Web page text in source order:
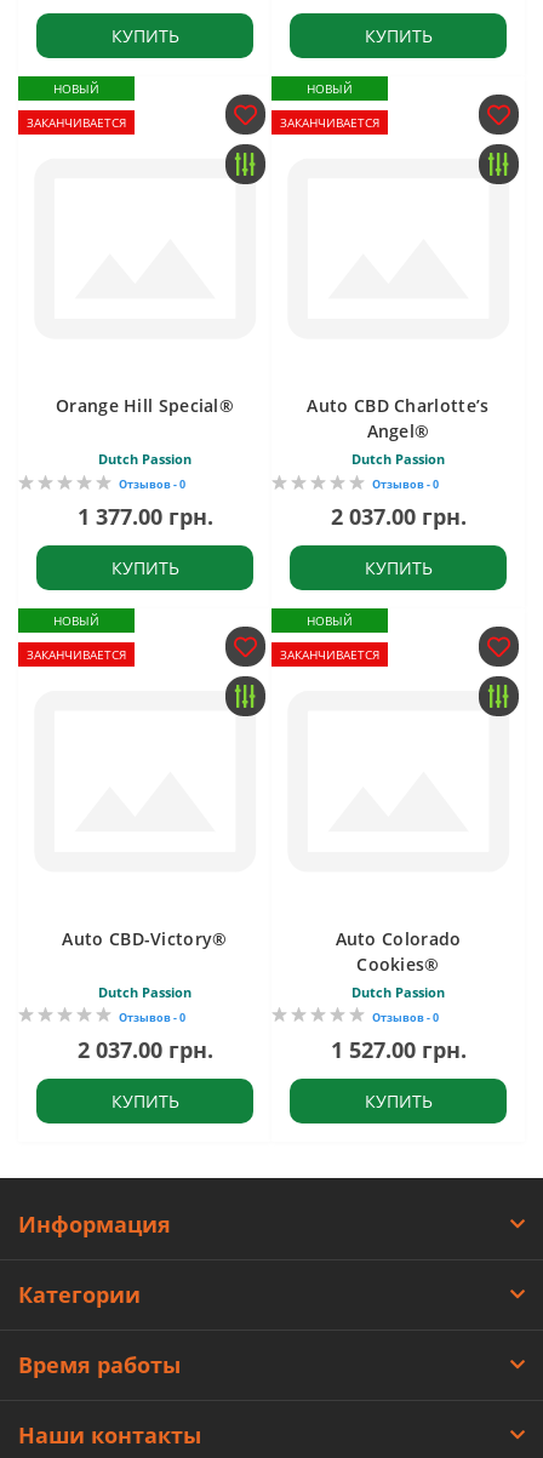
КУПИТЬ КУПИТЬ
НОВЫЙ
ЗАКАНЧИВАЕТСЯ
Orange Hill Special®
Dutch Passion
Отзывов - 0
1 377.00 грн.
КУПИТЬ
НОВЫЙ
ЗАКАНЧИВАЕТСЯ
Auto CBD Charlotte’s
Angel®
Dutch Passion
Отзывов - 0
2 037.00 грн.
КУПИТЬ
НОВЫЙ
ЗАКАНЧИВАЕТСЯ
Auto CBD-Victory®
Dutch Passion
Отзывов - 0
2 037.00 грн.
КУПИТЬ
НОВЫЙ
ЗАКАНЧИВАЕТСЯ
Auto Colorado
Cookies®
Dutch Passion
Отзывов - 0
1 527.00 грн.
КУПИТЬ
Информация
Категории
Время работы
Наши контакты